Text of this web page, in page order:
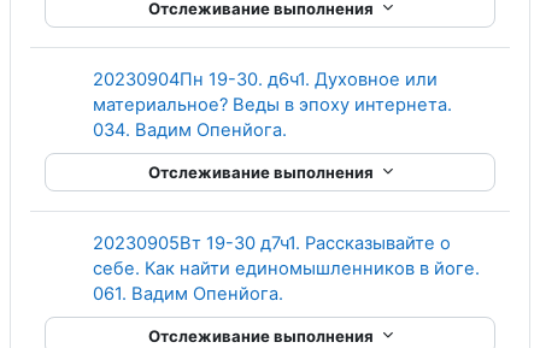
Отслеживание выполнения
20230904Пн 19-30. д6ч1. Духовное или
материальное? Веды в эпоху интернета.
034. Вадим Опенйога.
Отслеживание выполнения
20230905Вт 19-30 д7ч1. Рассказывайте о
себе. Как найти единомышленников в йоге.
061. Вадим Опенйога.
Отслеживание выполнения